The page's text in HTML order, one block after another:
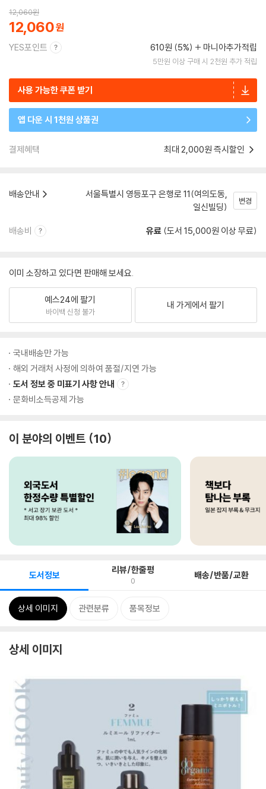
12,060원
12,060
YES포인트 610원 (5%) 마니아추가적립
5만원 이상 구매 시 2천원 추가 적립
사용 가능한 쿠폰 받기
앱 다운 시 1천원 상품권
결제혜택 최대 2,000원 즉시할인
배송안내
서울특별시 영등포구 은행로 11(여의도동,
일신빌딩)
변경
배송비 유료 (도서 15,000원 이상 무료)
이미 소장하고 있다면 판매해 보세요.
예스24에 팔기
바이백 신청 불가
내 가게에서 팔기
국내배송만 가능
해외 거래처 사정에 의하여 품절/지연 가능
도서 정보 중 미표기 사항 안내
문화비소득공제 가능
이 분야의 이벤트 10
도서정보 리뷰/한줄평
0 배송/반품/교환
상세 이미지 관련분류 품목정보
상세 이미지